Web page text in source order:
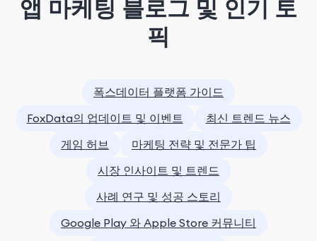
앱 마케팅 블로그 및 인기 토
픽
폭스데이터 플랫폼 가이드
FoxData의 업데이트 및 이벤트
최신 트렌드 뉴스
게임 허브
마케팅 전략 및 전문가 팁
시장 인사이트 및 트렌드
사례 연구 및 성공 스토리
Google Play 와 Apple Store 커뮤니티